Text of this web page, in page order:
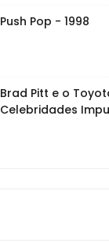
Push Pop - 1998
Brad Pitt e o
Celebridades